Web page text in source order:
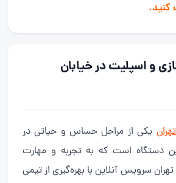
کنید.
و اسپلیت در خیابان
یکی از مراحل حساس و حیاتی در
دستگاه است که به تجربه و مهارت
سرویس آنلاین با بهره‌گیری از تیمی